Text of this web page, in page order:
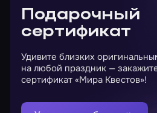
Подарочный
сертификат
Удивите близких
на любой праздник —
сертификат «Мира Квестов»!